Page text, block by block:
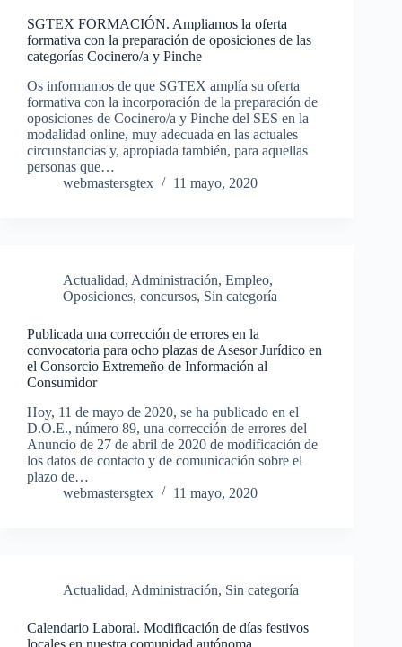
SGTEX FORMACIÓN. Ampliamos la oferta
formativa con la preparación de oposiciones de las
categorías Cocinero/a y Pinche
Os informamos de que SGTEX amplía su oferta
formativa con la incorporación de la preparación de
oposiciones de Cocinero/a y Pinche del SES en la
modalidad online, muy adecuada en las actuales
circunstancias y, apropiada también, para aquellas
personas que…
webmastersgtex
11 mayo, 2020
Actualidad, Administración, Empleo,
Oposiciones, concursos, Sin categoría
Publicada una corrección de errores en la
convocatoria para ocho plazas de Asesor Jurídico en
el Consorcio Extremeño de Información al
Consumidor
Hoy, 11 de mayo de 2020, se ha publicado en el
D.O.E., número 89, una corrección de errores del
Anuncio de 27 de abril de 2020 de modificación de
los datos de contacto y de comunicación sobre el
plazo de…
webmastersgtex
11 mayo, 2020
Actualidad, Administración, Sin categoría
Calendario Laboral. Modificación de días festivos
locales en nuestra comunidad autónoma